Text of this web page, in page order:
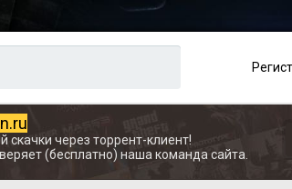
через торрент-клиент!
(бесплатно) наша команда сайта.